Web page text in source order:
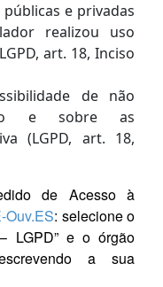
e privadas
realizou uso
art. 18, Inciso
de não
e sobre as
(LGPD, art. 18,
de Acesso à
Ouv.ES: selecione o
LGPD” e o órgão
a sua